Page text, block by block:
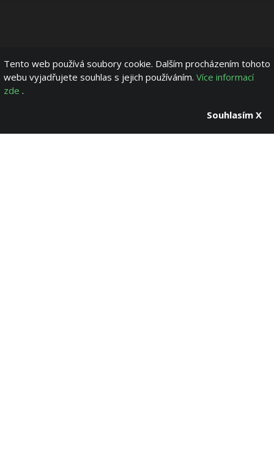
Tento web používá soubory cookie. Dalším procházením tohoto
webu vyjadřujete souhlas s jejich používáním. Více informací
zde .
Souhlasím X